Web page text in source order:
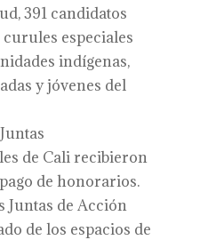
391 candidatos
especiales
indígenas,
y jóvenes del
de Cali recibieron
de honorarios.
Juntas de Acción
de los espacios de